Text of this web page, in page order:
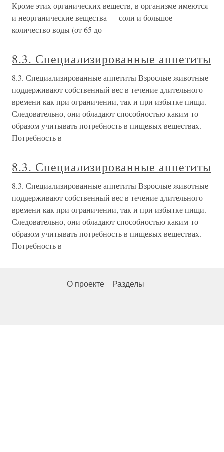
Кроме этих органических веществ, в организме имеются
и неорганические вещества — соли и большое
количество воды (от 65 до
8.3. Специализированные аппетиты
8.3. Специализированные аппетиты Взрослые животные
поддерживают собственный вес в течение длительного
времени как при ограничении, так и при избытке пищи.
Следовательно, они обладают способностью каким-то
образом учитывать потребность в пищевых веществах.
Потребность в
8.3. Специализированные аппетиты
8.3. Специализированные аппетиты Взрослые животные
поддерживают собственный вес в течение длительного
времени как при ограничении, так и при избытке пищи.
Следовательно, они обладают способностью каким-то
образом учитывать потребность в пищевых веществах.
Потребность в
О проекте Разделы